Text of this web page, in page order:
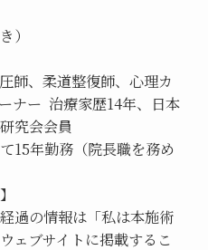
）
師、柔道整復師、心理カ
ナー  治療家歴14年、日本
究会会員
15年勤務（院長職を務め
過の情報は「私は本施術
ェブサイトに掲載するこ